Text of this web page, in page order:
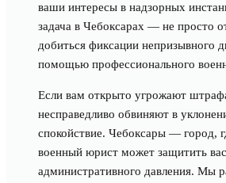
ваши интересы в надзорных
задача в Чебоксарах — не просто
добиться фиксации непризывного
помощью профессионального
Если вам открыто угрожают
несправедливо обвиняют в
спокойствие. Чебоксары — город,
военный юрист может защитить
административного давления. Мы